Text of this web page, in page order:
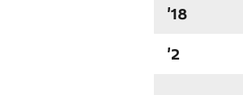
'18
'2